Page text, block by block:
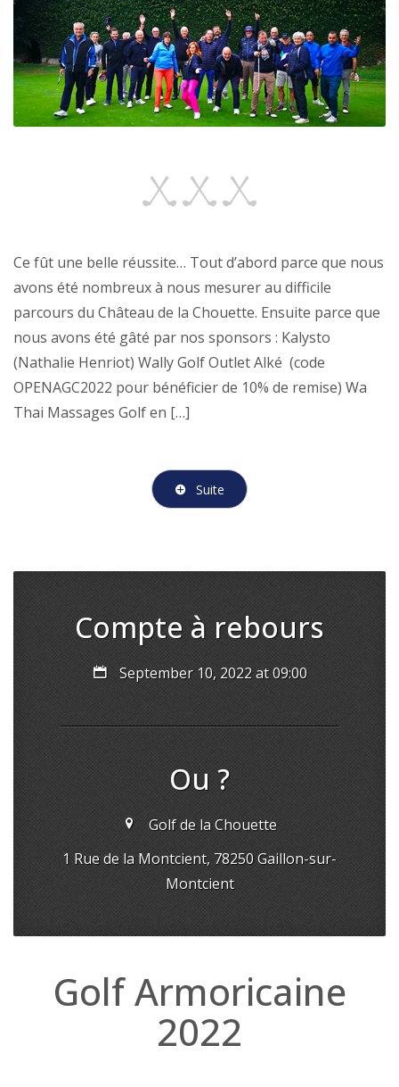
Ce fût une belle réussite… Tout d’abord parce que nous
avons été nombreux à nous mesurer au difficile
parcours du Château de la Chouette. Ensuite parce que
nous avons été gâté par nos sponsors : Kalysto
(Nathalie Henriot) Wally Golf Outlet Alké (code
OPENAGC2022 pour bénéficier de 10% de remise) Wa
Thai Massages Golf en […]
Suite
Compte à rebours
September 10, 2022 at 09:00
Ou ?
Golf de la Chouette
1 Rue de la Montcient, 78250 Gaillon-sur-
Montcient
Golf Armoricaine
2022